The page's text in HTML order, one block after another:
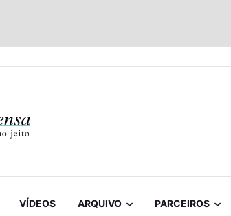
VÍDEOS ARQUIVO PARCEIROS